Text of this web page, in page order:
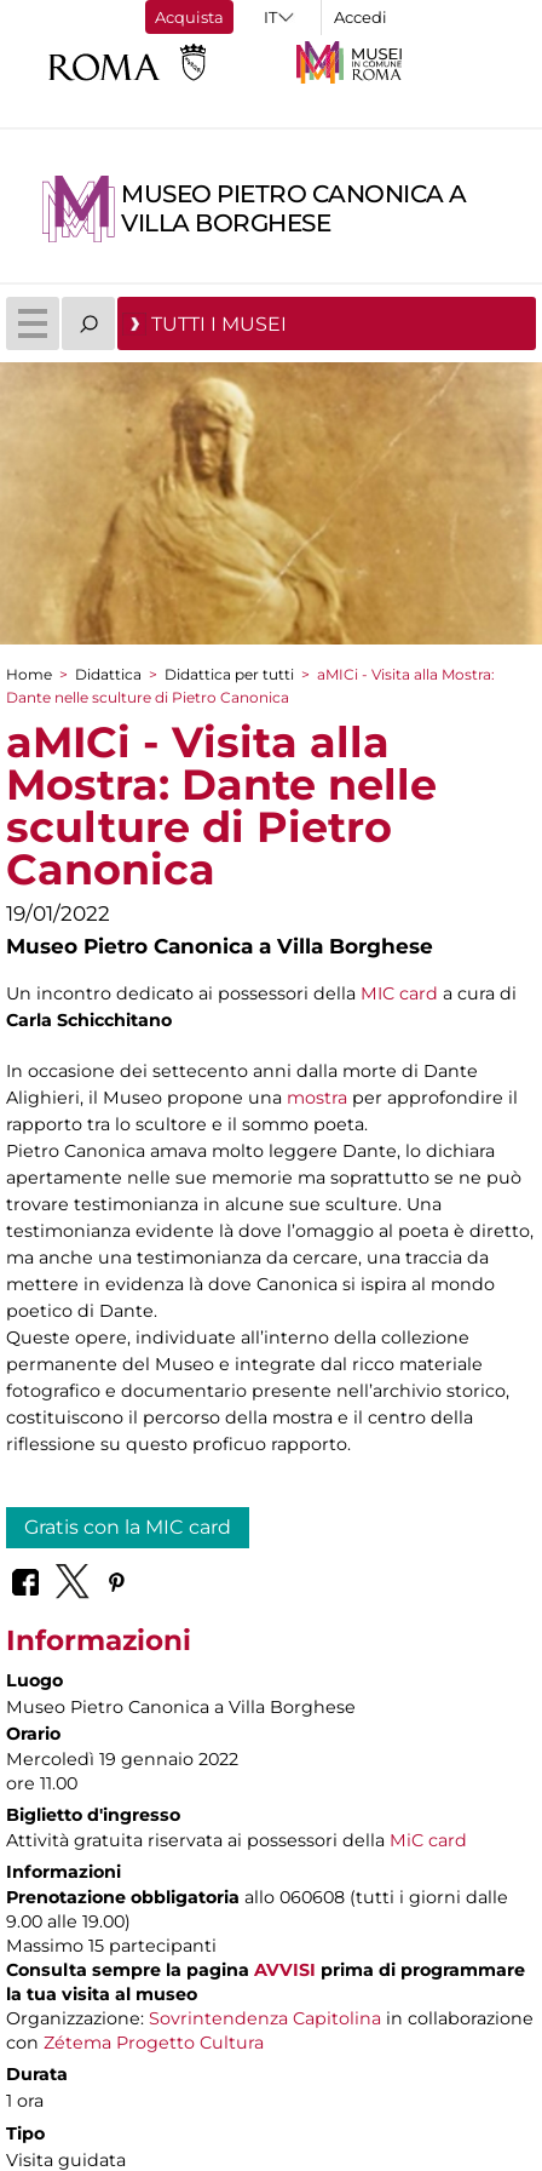
Acquista Accedi
MUSEO PIETRO CANONICA A
VILLA BORGHESE
TUTTI I MUSEI
Tu sei qui
Home > Didattica > Didattica per tutti > aMICi - Visita alla Mostra:
Dante nelle sculture di Pietro Canonica
aMICi - Visita alla
Mostra: Dante nelle
sculture di Pietro
Canonica
19/01/2022
Museo Pietro Canonica a Villa Borghese
Un incontro dedicato ai possessori della MIC card a cura di
Carla Schicchitano
In occasione dei settecento anni dalla morte di Dante
Alighieri, il Museo propone una mostra per approfondire il
rapporto tra lo scultore e il sommo poeta.
Pietro Canonica amava molto leggere Dante, lo dichiara
apertamente nelle sue memorie ma soprattutto se ne può
trovare testimonianza in alcune sue sculture. Una
testimonianza evidente là dove l’omaggio al poeta è diretto,
ma anche una testimonianza da cercare, una traccia da
mettere in evidenza là dove Canonica si ispira al mondo
poetico di Dante.
Queste opere, individuate all’interno della collezione
permanente del Museo e integrate dal ricco materiale
fotografico e documentario presente nell’archivio storico,
costituiscono il percorso della mostra e il centro della
riflessione su questo proficuo rapporto.
Gratis con la MIC card
Informazioni
Luogo
Museo Pietro Canonica a Villa Borghese
Orario
Mercoledì 19 gennaio 2022
ore 11.00
Biglietto d'ingresso
Attività gratuita riservata ai possessori della MiC card
Informazioni
Prenotazione obbligatoria allo 060608 (tutti i giorni dalle
9.00 alle 19.00)
Massimo 15 partecipanti
Consulta sempre la pagina AVVISI prima di programmare
la tua visita al museo
Organizzazione: Sovrintendenza Capitolina in collaborazione
con Zétema Progetto Cultura
Durata
1 ora
Tipo
Visita guidata